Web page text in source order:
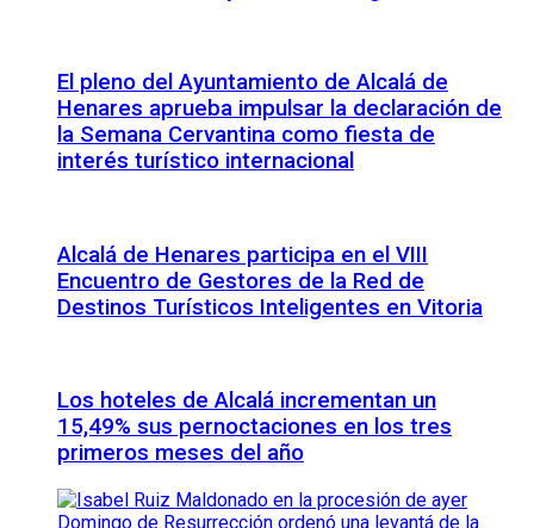
El pleno del Ayuntamiento de Alcalá de
Henares aprueba impulsar la declaración de
la Semana Cervantina como fiesta de
interés turístico internacional
Alcalá de Henares participa en el VIII
Encuentro de Gestores de la Red de
Destinos Turísticos Inteligentes en Vitoria
Los hoteles de Alcalá incrementan un
15,49% sus pernoctaciones en los tres
primeros meses del año